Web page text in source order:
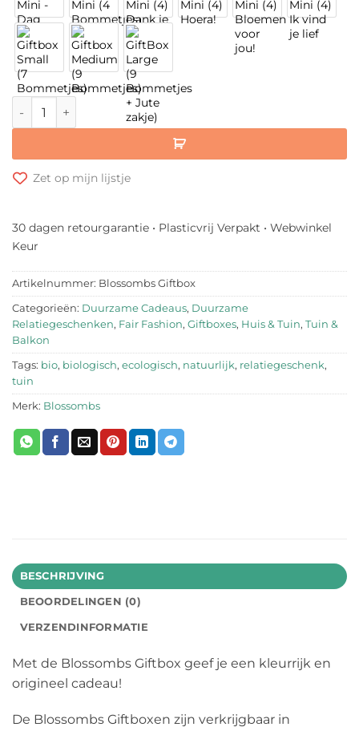
Blossombs Giftbox aantal
Zet op mijn lijstje
30 dagen retourgarantie • Plasticvrij Verpakt • Webwinkel
Keur
Artikelnummer: Blossombs Giftbox
Categorieën: Duurzame Cadeaus, Duurzame
Relatiegeschenken, Fair Fashion, Giftboxes, Huis & Tuin, Tuin &
Balkon
Tags: bio, biologisch, ecologisch, natuurlijk, relatiegeschenk,
tuin
Merk: Blossombs
BESCHRIJVING
BEOORDELINGEN (0)
VERZENDINFORMATIE
Met de Blossombs Giftbox geef je een kleurrijk en
origineel cadeau!
De Blossombs Giftboxen zijn verkrijgbaar in